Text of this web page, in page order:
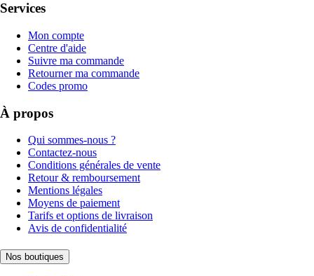
Services
Mon compte
Centre d'aide
Suivre ma commande
Retourner ma commande
Codes promo
À propos
Qui sommes-nous ?
Contactez-nous
Conditions générales de vente
Retour & remboursement
Mentions légales
Moyens de paiement
Tarifs et options de livraison
Avis de confidentialité
Nos boutiques